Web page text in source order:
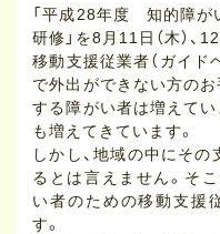
「平成28年度 知的障が
研修」を8月11日（木）、
移動支援従業者（ガイド
で外出ができない方の
する障がい者は増えて
も増えてきています。
しかし、地域の中にそ
るとは言えません。そ
い者のための移動支援
す。